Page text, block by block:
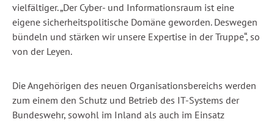
vielfältiger. „Der Cyber- und Informationsraum ist eine
eigene sicherheitspolitische Domäne geworden. Deswegen
bündeln und stärken wir unsere Expertise in der Truppe“, so
von der Leyen.
Die Angehörigen des neuen Organisationsbereichs werden
zum einem den Schutz und Betrieb des IT-Systems der
Bundeswehr, sowohl im Inland als auch im Einsatz